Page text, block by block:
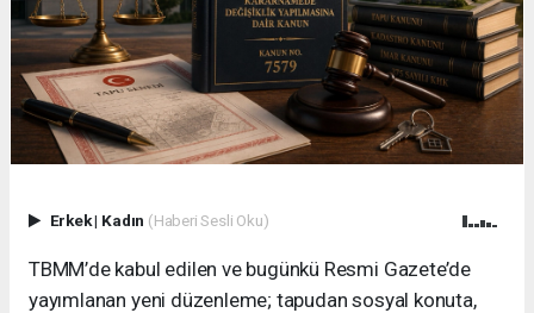
Erkek| Kadın (Haberi Sesli Oku)
TBMM’de kabul edilen ve bugünkü Resmi Gazete’de
yayımlanan yeni düzenleme; tapudan sosyal konuta,